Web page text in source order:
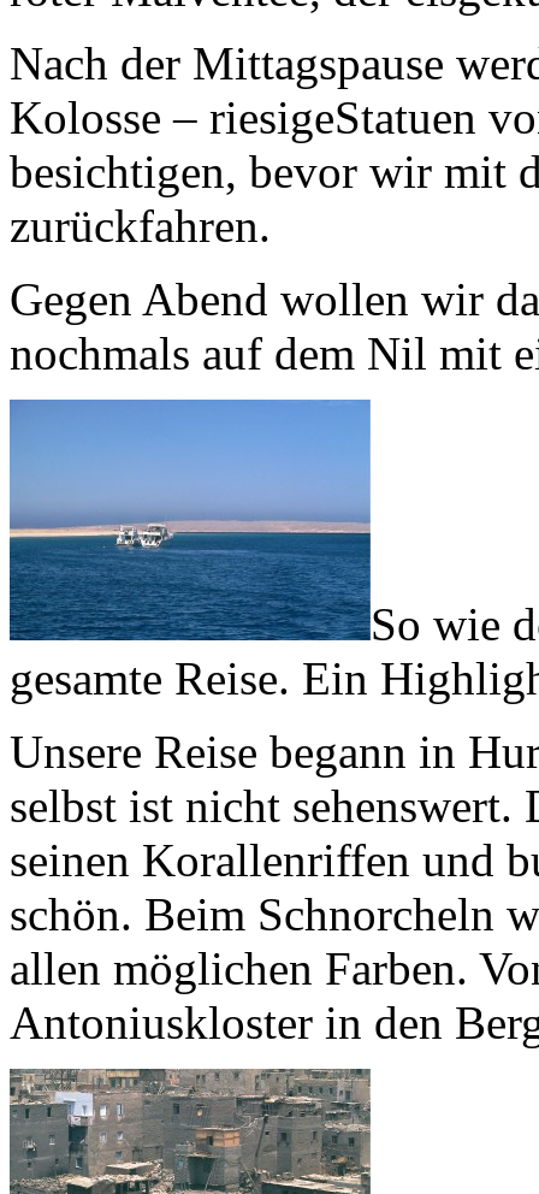
Nach der Mittagspause
Kolosse – riesigeStatuen
besichtigen, bevor wir mit
zurückfahren.
Gegen Abend wollen wir
nochmals auf dem Nil mit
So wie
gesamte Reise. Ein
Unsere Reise begann in
selbst ist nicht
seinen Korallenriffen und
schön. Beim Schnorcheln
allen möglichen Farben.
Antoniuskloster in den